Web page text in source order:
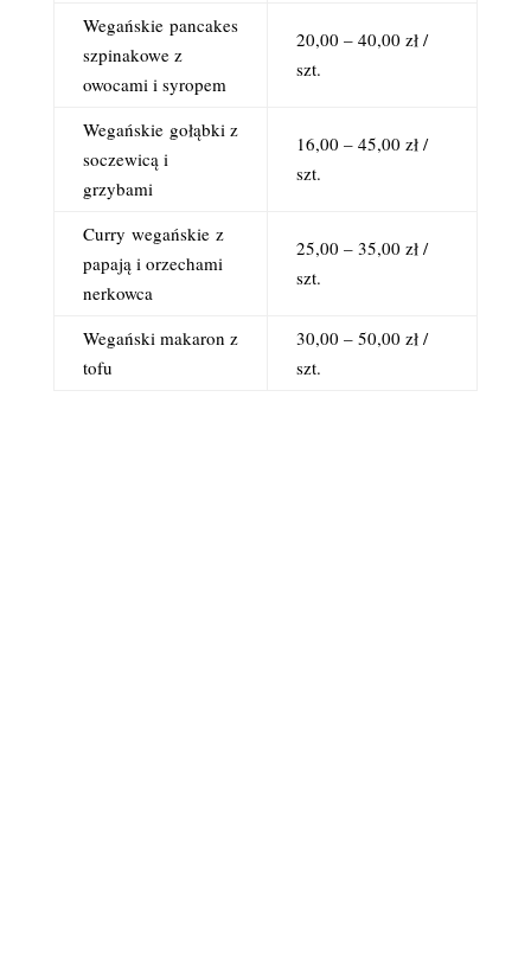
Wegańskiepancakes
szpinakowe z
owocami i syropem
20,00 – 40,00 zł /
szt.
Wegańskiegołąbki z
soczewicą i
grzybami
16,00 – 45,00 zł /
szt.
Curry wegańskiez
papają i orzechami
nerkowca
25,00 – 35,00 zł /
szt.
Wegański makaron z
tofu
30,00 – 50,00 zł /
szt.